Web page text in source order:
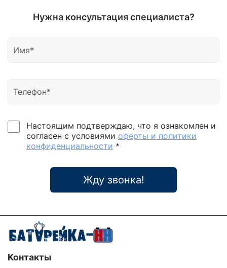
Нужна консультация специалиста?
Настоящим подтверждаю, что я ознакомлен и
согласен с условиями оферты и политики
конфиденциальности *
Жду звонка!
Контакты